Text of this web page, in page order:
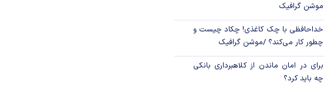
موشن گرافیک
خداحافظی با چک کاغذی! چکاد چیست و
چطور کار می‌کند؟ /موشن گرافیک
برای در امان ماندن از کلاهبرداری بانکی
چه باید کرد؟